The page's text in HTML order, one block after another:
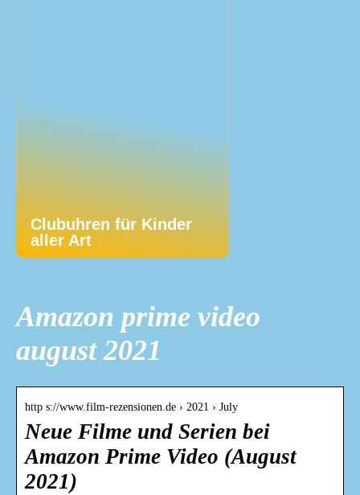
Clubuhren für Kinder
aller Art
Amazon prime video
august 2021
http s://www.film-rezensionen.de › 2021 › July
Neue Filme und Serien bei
Amazon Prime Video (August
2021)